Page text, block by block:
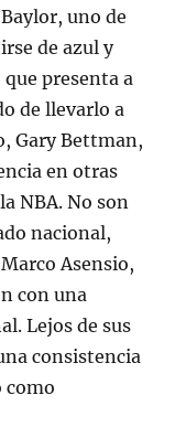
uno de
de azul y
presenta a
de llevarlo a
Gary Bettman,
en otras
NBA. No son
nacional,
Asensio,
con una
Lejos de sus
consistencia
como